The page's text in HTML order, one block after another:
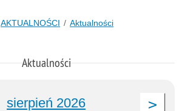
AKTUALNOŚCI Aktualności
Aktualności
sierpień 2026